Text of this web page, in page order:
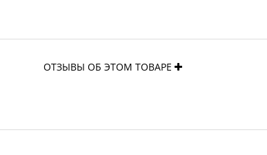
ОТЗЫВЫ ОБ ЭТОМ ТОВАРЕ